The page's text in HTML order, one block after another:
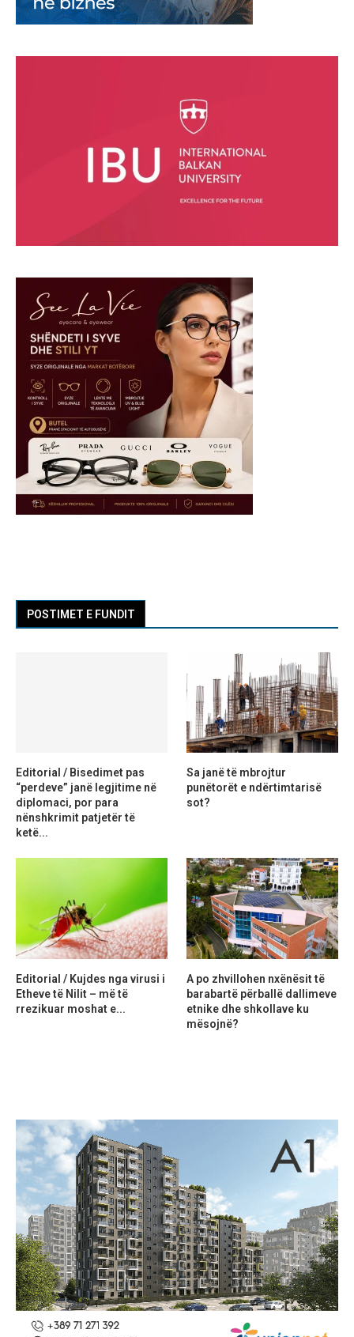
POSTIMET E FUNDIT
Editorial / Bisedimet pas
“perdeve” janë legjitime në
diplomaci, por para
nënshkrimit patjetër të
ketë...
Sa janë të mbrojtur
punëtorët e ndërtimtarisë
sot?
Editorial / Kujdes nga virusi i
Etheve të Nilit – më të
rrezikuar moshat e...
A po zhvillohen nxënësit të
barabartë përballë dallimeve
etnike dhe shkollave ku
mësojnë?